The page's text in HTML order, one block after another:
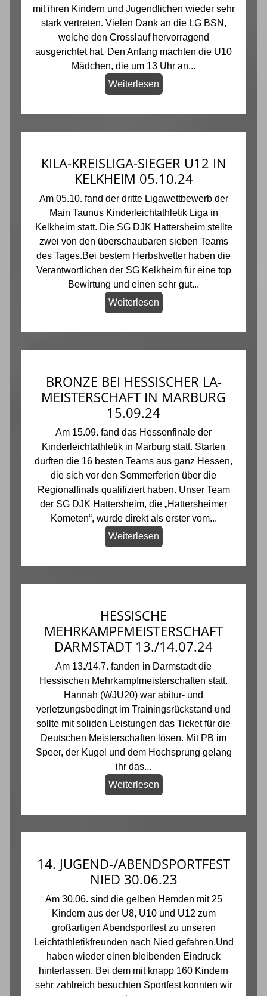
mit ihren Kindern und Jugendlichen wieder sehr
stark vertreten. Vielen Dank an die LG BSN,
welche den Crosslauf hervorragend
ausgerichtet hat. Den Anfang machten die U10
Mädchen, die um 13 Uhr an...
Weiterlesen
KILA-KREISLIGA-SIEGER U12 IN
KELKHEIM 05.10.24
Am 05.10. fand der dritte Ligawettbewerb der
Main Taunus Kinderleichtathletik Liga in
Kelkheim statt. Die SG DJK Hattersheim stellte
zwei von den überschaubaren sieben Teams
des Tages.Bei bestem Herbstwetter haben die
Verantwortlichen der SG Kelkheim für eine top
Bewirtung und einen sehr gut...
Weiterlesen
BRONZE BEI HESSISCHER LA-
MEISTERSCHAFT IN MARBURG
15.09.24
Am 15.09. fand das Hessenfinale der
Kinderleichtathletik in Marburg statt. Starten
durften die 16 besten Teams aus ganz Hessen,
die sich vor den Sommerferien über die
Regionalfinals qualifiziert haben. Unser Team
der SG DJK Hattersheim, die „Hattersheimer
Kometen“, wurde direkt als erster vom...
Weiterlesen
HESSISCHE
MEHRKAMPFMEISTERSCHAFT
DARMSTADT 13./14.07.24
Am 13./14.7. fanden in Darmstadt die
Hessischen Mehrkampfmeisterschaften statt.
Hannah (WJU20) war abitur- und
verletzungsbedingt im Trainingsrückstand und
sollte mit soliden Leistungen das Ticket für die
Deutschen Meisterschaften lösen. Mit PB im
Speer, der Kugel und dem Hochsprung gelang
ihr das...
Weiterlesen
14. JUGEND-/ABENDSPORTFEST
NIED 30.06.23
Am 30.06. sind die gelben Hemden mit 25
Kindern aus der U8, U10 und U12 zum
großartigen Abendsportfest zu unseren
Leichtathletikfreunden nach Nied gefahren.Und
haben wieder einen bleibenden Eindruck
hinterlassen. Bei dem mit knapp 160 Kindern
sehr zahlreich besuchten Sportfest konnten wir